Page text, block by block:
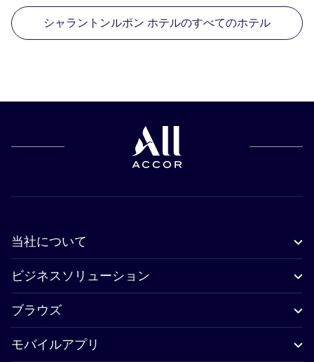
シャラントンルポン ホテルのすべてのホテル
当社について
ビジネスソリューション
ブラウズ
モバイルアプリ